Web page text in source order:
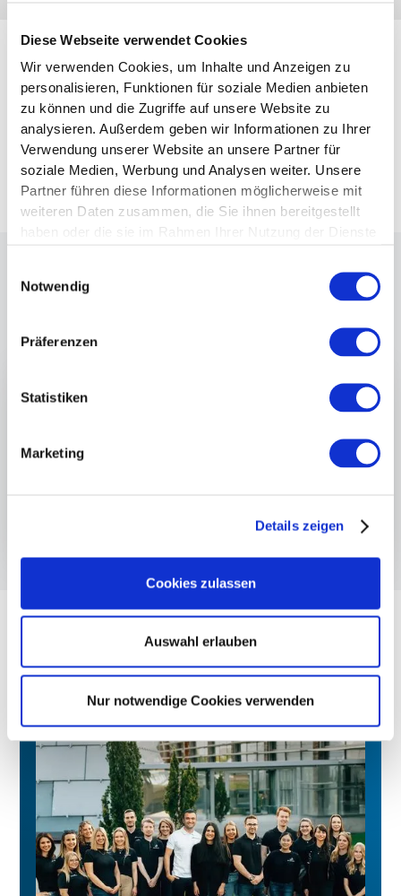
Diese Webseite verwendet Cookies
Wir verwenden Cookies, um Inhalte und Anzeigen zu
personalisieren, Funktionen für soziale Medien anbieten
zu können und die Zugriffe auf unsere Website zu
analysieren. Außerdem geben wir Informationen zu Ihrer
Verwendung unserer Website an unsere Partner für
soziale Medien, Werbung und Analysen weiter. Unsere
Partner führen diese Informationen möglicherweise mit
weiteren Daten zusammen, die Sie ihnen bereitgestellt
haben oder die sie im Rahmen Ihrer Nutzung der Dienste
Notwendig
Präferenzen
Statistiken
Marketing
Details zeigen
Cookies zulassen
Auswahl erlauben
Nur notwendige Cookies verwenden
Galerie
Interview